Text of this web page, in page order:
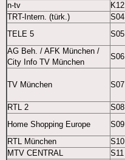
n-tv
K12
TRT-Intern. (türk.)
S04
TELE 5
S05
AG Beh. / AFK München /
City Info TV München
S06
TV München S07
RTL 2 S08
Home Shopping Europe
S09
RTL München
S10
MTV CENTRAL
S11